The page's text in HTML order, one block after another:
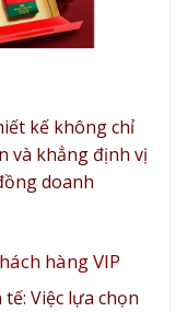
kế không chỉ
và khẳng định vị
doanh
hàng VIP
Việc lựa chọn